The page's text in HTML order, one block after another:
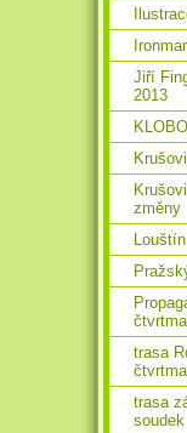
Jiří
2013
změny
Louštín
trasa
trasa
soudek